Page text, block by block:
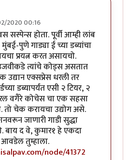
2020 00:16
हिंदी बघा ..byहेमंतकुमार
सस्पेन्स होता. पूर्वी आम्ही लांब
मुंबई-पुणे गाड्या ई च्या डब्यांचा
प्रयत्न करत असायचो.
त्यांचे कोड्स असतात
एक्सप्रेस धरली तर
डब्यापर्यंत एसी २ टियर, २
वगैरे कोचेस चा एक सहसा
तो चेक करायचा उद्योग असे.
जाणारी गाडी सुद्धा
बाय द वे, कुमार१ हे एकदा
तुम्हाला.
node/41372